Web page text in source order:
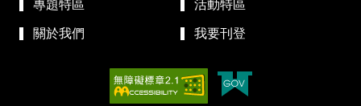
專題特區 活動特區
關於我們 我要刊登